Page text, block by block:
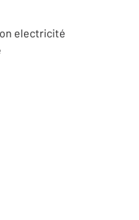
electricité